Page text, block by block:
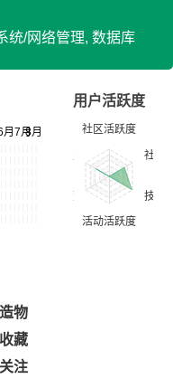
统/网络管理, 数据库
用户活跃度
造物
收藏
关注